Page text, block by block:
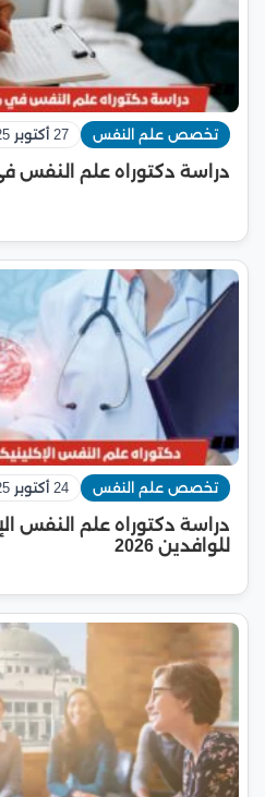
تخصص علم النفس 27 أكتوبر 2025
دراسة دكتوراه علم النفس في
تخصص علم النفس 24 أكتوبر 2025
دراسة دكتوراه علم النفس
للوافدين 2026